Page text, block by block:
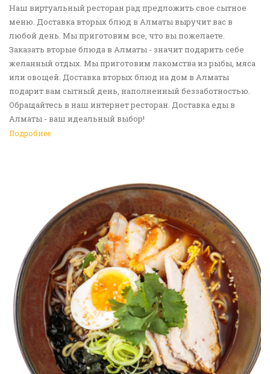
Наш виртуальный ресторан рад предложить свое сытное
меню. Доставка вторых блюд в Алматы выручит вас в
любой день. Мы приготовим все, что вы пожелаете.
Заказать вторые блюда в Алматы - значит подарить себе
желанный отдых. Мы приготовим лакомства из рыбы, мяса
или овощей. Доставка вторых блюд на дом в Алматы
подарит вам сытный день, наполненный беззаботностью.
Обращайтесь в наш интернет ресторан. Доставка еды в
Алматы - ваш идеальный выбор!
Подробнее